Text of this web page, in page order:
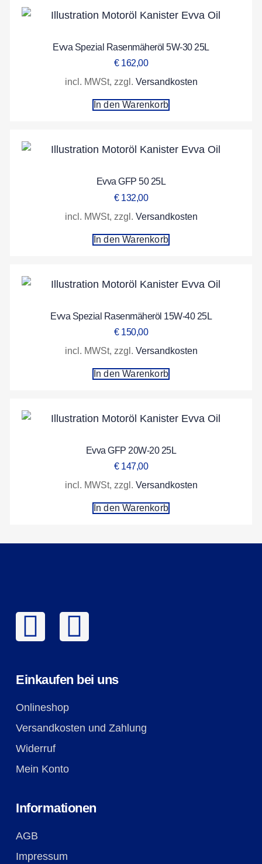
Evva Spezial Rasenmäheröl 5W-30 25L
€162,00
incl. MWSt, zzgl. Versandkosten
In den Warenkorb
Evva GFP 50 25L
€132,00
incl. MWSt, zzgl. Versandkosten
In den Warenkorb
Evva Spezial Rasenmäheröl 15W-40 25L
€150,00
incl. MWSt, zzgl. Versandkosten
In den Warenkorb
Evva GFP 20W-20 25L
€147,00
incl. MWSt, zzgl. Versandkosten
In den Warenkorb
Einkaufen bei uns
Onlineshop
Versandkosten und Zahlung
Widerruf
Mein Konto
Informationen
AGB
Impressum